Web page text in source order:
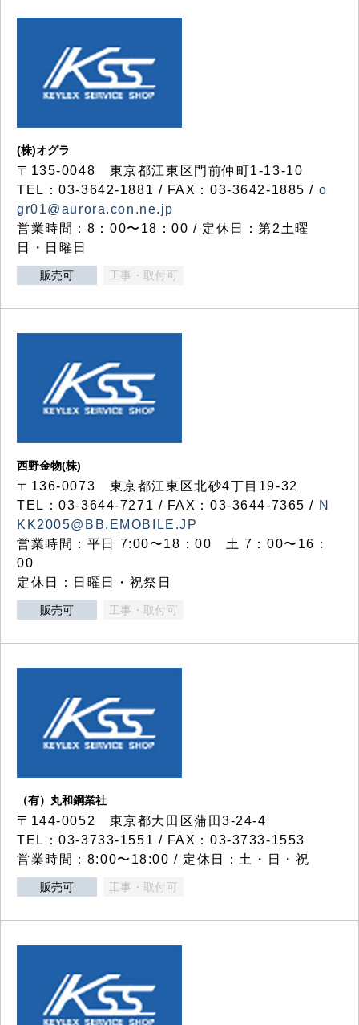
(株)オグラ
〒135-0048 東京都江東区門前仲町1-13-10
TEL：03-3642-1881 / FAX：03-3642-1885 / o
gr01@aurora.con.ne.jp
営業時間：8：00〜18：00 / 定休日：第2土曜
日・日曜日
販売可 工事・取付可
西野金物(株)
〒136-0073 東京都江東区北砂4丁目19-32
TEL：03‐3644‐7271 / FAX：03-3644-7365 / N
KK2005@BB.EMOBILE.JP
営業時間：平日 7:00〜18：00 土 7：00〜16：
00
定休日：日曜日・祝祭日
販売可 工事・取付可
（有）丸和鋼業社
〒144-0052 東京都大田区蒲田3-24-4
TEL：03-3733-1551 / FAX：03-3733-1553
営業時間：8:00〜18:00 / 定休日：土・日・祝
販売可 工事・取付可